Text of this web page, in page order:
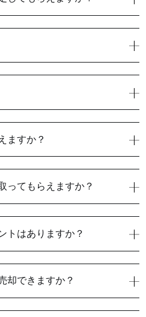
ますか？
ってもらえますか？
トはありますか？
却できますか？